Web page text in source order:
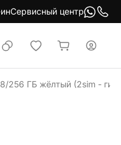
Сервисный центр
256 ГБ жёлтый (2sim -